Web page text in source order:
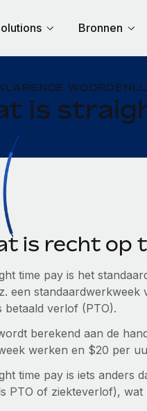
Bronnen
is
is recht op
time pay is het
een
betaald verlof (PTO).
berekend aan de
werken en $20 per
time pay is iets anders
PTO of ziekteverlof),